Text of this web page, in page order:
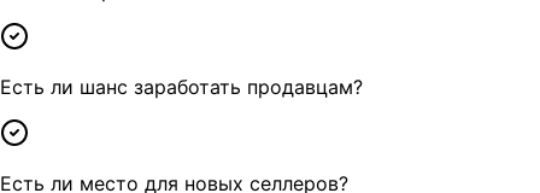
Есть ли шанс заработать продавцам?
Есть ли место для новых селлеров?